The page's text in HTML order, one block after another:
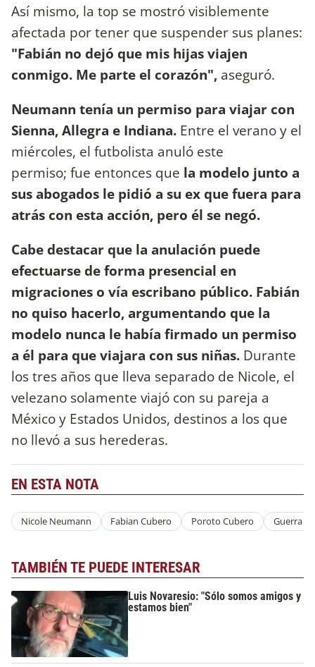
Así mismo, la top se mostró visiblemente
afectada por tener que suspender sus planes:
"Fabián no dejó que mis hijas viajen
conmigo. Me parte el corazón", aseguró.
Neumann tenía un permiso para viajar con
Sienna, Allegra e Indiana. Entre el verano y el
miércoles, el futbolista anuló este
permiso; fue entonces que la modelo junto a
sus abogados le pidió a su ex que fuera para
atrás con esta acción, pero él se negó.
Cabe destacar que la anulación puede
efectuarse de forma presencial en
migraciones o vía escribano público. Fabián
no quiso hacerlo, argumentando que la
modelo nunca le había firmado un permiso
a él para que viajara con sus niñas. Durante
los tres años que lleva separado de Nicole, el
velezano solamente viajó con su pareja a
México y Estados Unidos, destinos a los que
no llevó a sus herederas.
EN ESTA NOTA
Nicole Neumann Fabian Cubero Poroto Cubero Guerra
TAMBIÉN TE PUEDE INTERESAR
Luis Novaresio: "Sólo somos amigos y
estamos bien"